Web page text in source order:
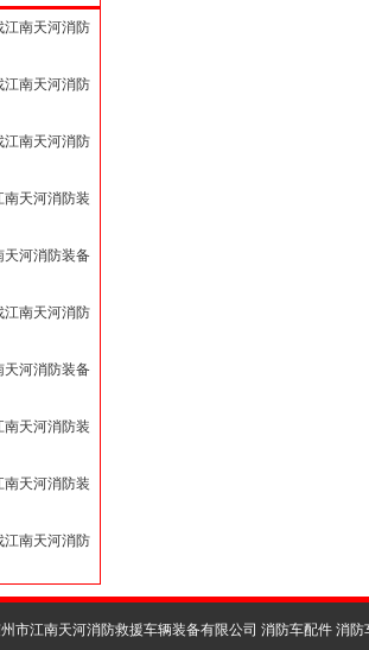
江南天河消防
江南天河消防
江南天河消防
天河消防装
天河消防装备
江南天河消防
天河消防装备
天河消防装
天河消防装
江南天河消防
州市江南天河消防救援车辆装备有限公司 消防车配件 消